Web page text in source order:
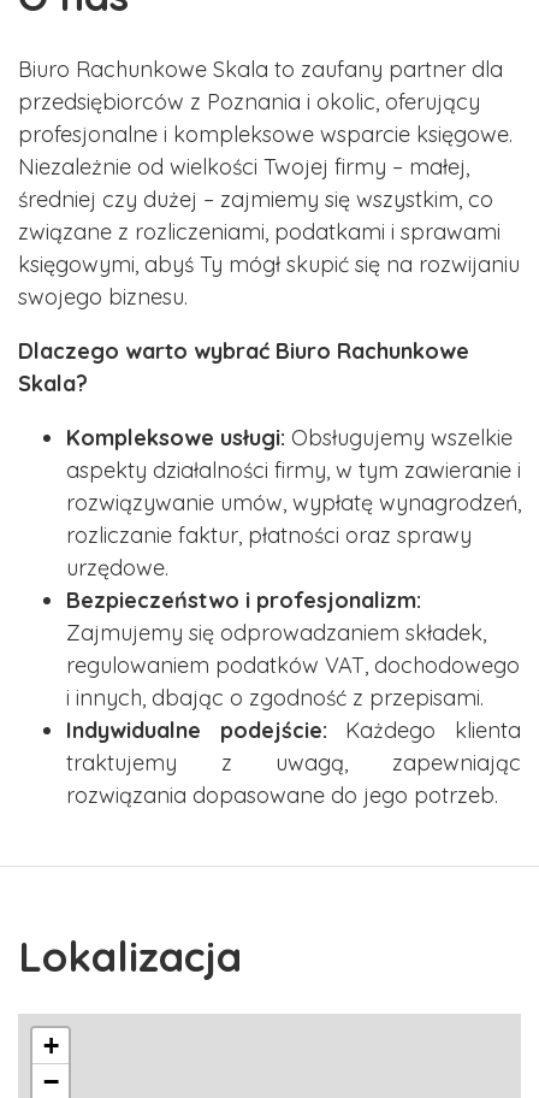
Biuro Rachunkowe Skala to zaufany partner dla
przedsiębiorców z Poznania i okolic, oferujący
profesjonalne i kompleksowe wsparcie księgowe.
Niezależnie od wielkości Twojej firmy – małej,
średniej czy dużej – zajmiemy się wszystkim, co
związane z rozliczeniami, podatkami i sprawami
księgowymi, abyś Ty mógł skupić się na rozwijaniu
swojego biznesu.
Dlaczego warto wybrać Biuro Rachunkowe
Skala?
Kompleksowe usługi: Obsługujemy wszelkie
aspekty działalności firmy, w tym zawieranie i
rozwiązywanie umów, wypłatę wynagrodzeń,
rozliczanie faktur, płatności oraz sprawy
urzędowe.
Bezpieczeństwo i profesjonalizm:
Zajmujemy się odprowadzaniem składek,
regulowaniem podatków VAT, dochodowego
i innych, dbając o zgodność z przepisami.
Indywidualne podejście: Każdego klienta
traktujemy z uwagą, zapewniając
rozwiązania dopasowane do jego potrzeb.
Lokalizacja
+
−